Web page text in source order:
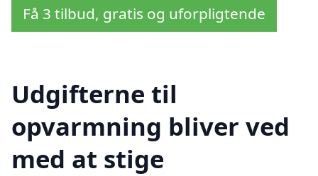
Få 3 tilbud, gratis og uforpligtende
Udgifterne til
opvarmning bliver ved
med at stige